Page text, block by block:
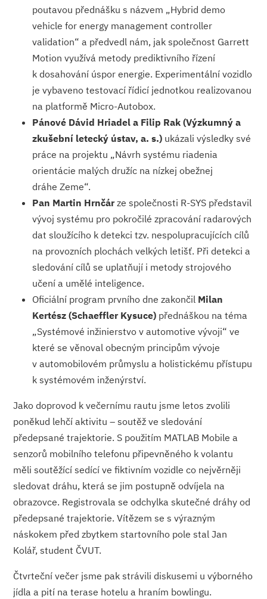
poutavou přednášku s názvem „Hybrid demo
vehicle for energy management controller
validation“ a předvedl nám, jak společnost Garrett
Motion využívá metody prediktivního řízení
k dosahování úspor energie. Experimentální vozidlo
je vybaveno testovací řídicí jednotkou realizovanou
na platformě Micro-Autobox.
Pánové Dávid Hriadel a Filip Rak (Výzkumný a
zkušební letecký ústav, a. s.) ukázali výsledky své
práce na projektu „Návrh systému riadenia
orientácie malých družíc na nízkej obežnej
dráhe Zeme“.
Pan Martin Hrnčár ze společnosti R-SYS představil
vývoj systému pro pokročilé zpracování radarových
dat sloužícího k detekci tzv. nespolupracujících cílů
na provozních plochách velkých letišť. Při detekci a
sledování cílů se uplatňují i metody strojového
učení a umělé inteligence.
Oficiální program prvního dne zakončil Milan
Kertész (Schaeffler Kysuce) přednáškou na téma
„Systémové inžinierstvo v automotive vývoji“ ve
které se věnoval obecným principům vývoje
v automobilovém průmyslu a holistickému přístupu
k systémovém inženýrství.
Jako doprovod k večernímu rautu jsme letos zvolili
poněkud lehčí aktivitu – soutěž ve sledování
předepsané trajektorie. S použitím MATLAB Mobile a
senzorů mobilního telefonu připevněného k volantu
měli soutěžící sedící ve fiktivním vozidle co nejvěrněji
sledovat dráhu, která se jim postupně odvíjela na
obrazovce. Registrovala se odchylka skutečné dráhy od
předepsané trajektorie. Vítězem se s výrazným
náskokem před zbytkem startovního pole stal Jan
Kolář, student ČVUT.
Čtvrteční večer jsme pak strávili diskusemi u výborného
jídla a pití na terase hotelu a hraním bowlingu.